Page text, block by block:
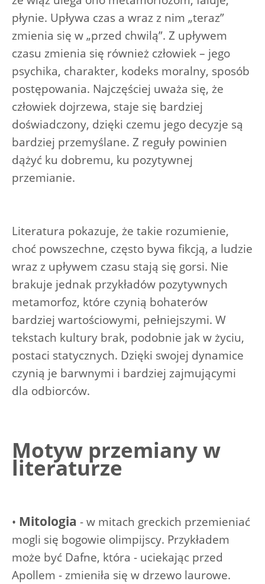
płynie. Upływa czas a wraz z nim „teraz”
zmienia się w „przed chwilą”. Z upływem
czasu zmienia się również człowiek – jego
psychika, charakter, kodeks moralny, sposób
postępowania. Najczęściej uważa się, że
człowiek dojrzewa, staje się bardziej
doświadczony, dzięki czemu jego decyzje są
bardziej przemyślane. Z reguły powinien
dążyć ku dobremu, ku pozytywnej
przemianie.
Literatura pokazuje, że takie rozumienie,
choć powszechne, często bywa fikcją, a ludzie
wraz z upływem czasu stają się gorsi. Nie
brakuje jednak przykładów pozytywnych
metamorfoz, które czynią bohaterów
bardziej wartościowymi, pełniejszymi. W
tekstach kultury brak, podobnie jak w życiu,
postaci statycznych. Dzięki swojej dynamice
czynią je barwnymi i bardziej zajmującymi
dla odbiorców.
Motyw przemiany w
literaturze
• Mitologia - w mitach greckich przemieniać
mogli się bogowie olimpijscy. Przykładem
może być Dafne, która - uciekając przed
Apollem - zmieniła się w drzewo laurowe.